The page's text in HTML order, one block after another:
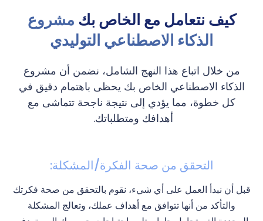
كيف نتعامل مع الخاص بك مشروع
الذكاء الاصطناعي التوليدي
من خلال اتباع هذا النهج الشامل، نضمن أن مشروع
الذكاء الاصطناعي الخاص بك يحظى باهتمام دقيق في
كل خطوة، مما يؤدي إلى نتيجة ناجحة تتماشى مع
أهدافك ومتطلباتك.
التحقق من صحة الفكرة/المشكلة:
قبل أن نبدأ العمل على أي شيء، نقوم بالتحقق من صحة فكرتك
والتأكد من أنها تتوافق مع أهداف عملك، وتعالج المشكلة